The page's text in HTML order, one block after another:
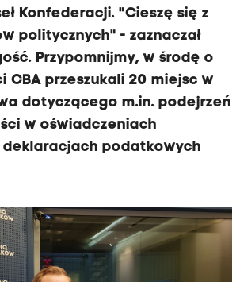
Konfederacji. "Cieszę się z
politycznych" - zaznaczał
Przypomnijmy, w środę o
CBA przeszukali 20 miejsc w
dotyczącego m.in. podejrzeń
w oświadczeniach
podatkowych